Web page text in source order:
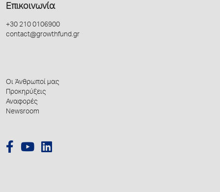
Επικοινωνία
+30 210 0106900
contact@growthfund.gr
Οι Άνθρωποί μας
Προκηρύξεις
Αναφορές
Newsroom